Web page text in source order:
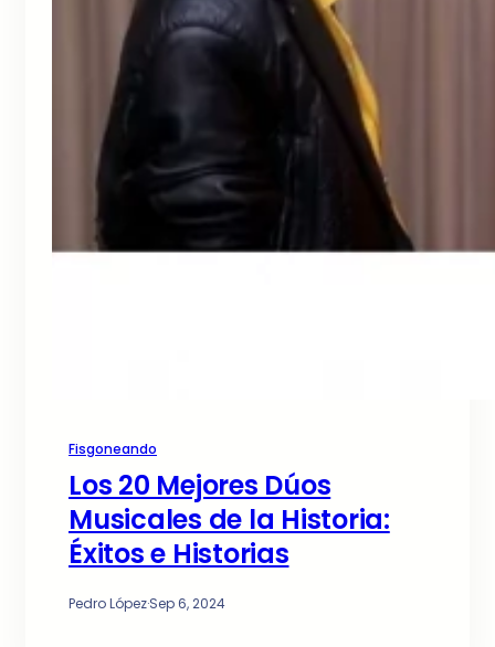
Fisgoneando
Los 20 Mejores Dúos
Musicales de la Historia:
Éxitos e Historias
Pedro López·Sep 6, 2024